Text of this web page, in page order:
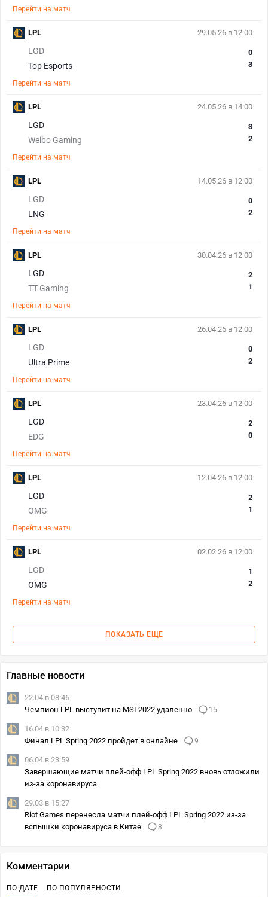
Перейти на матч
29.05.26 в 12:00
LGD
Top Esports
0
3
Перейти на матч
LPL
24.05.26 в 14:00
LGD
Weibo Gaming
3
2
Перейти на матч
LPL
14.05.26 в 12:00
LGD
LNG
0
2
Перейти на матч
LPL
30.04.26 в 12:00
LGD
TT Gaming
2
1
Перейти на матч
LPL
26.04.26 в 12:00
LGD
Ultra Prime
0
2
Перейти на матч
LPL
23.04.26 в 12:00
LGD
EDG
2
0
Перейти на матч
LPL
12.04.26 в 12:00
LGD
OMG
2
1
Перейти на матч
LPL
02.02.26 в 12:00
LGD
OMG
1
2
Перейти на матч
LPL
ПОКАЗАТЬ ЕЩЕ
Главные новости
22.04 в 08:46
Чемпион LPL выступит на MSI 2022 удаленно
15
16.04 в 10:32
Финал LPL Spring 2022 пройдет в онлайне
9
06.04 в 23:59
Завершающие матчи плей-офф LPL Spring 2022 вновь отложили
из-за коронавируса
29.03 в 15:27
Riot Games перенесла матчи плей-офф LPL Spring 2022 из-за
вспышки коронавируса в Китае
8
Комментарии
ПО ДАТЕ ПО ПОПУЛЯРНОСТИ